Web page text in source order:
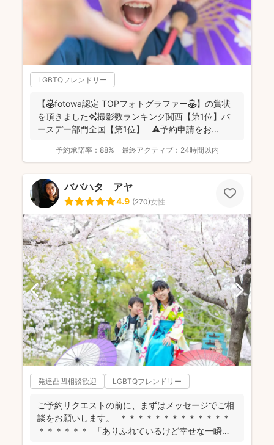
LGBTQフレンドリー
【🌷fotowa認定 TOPフォトグラファー🌷】の賞状
を頂きました✨撮影数ランキング関西【第1位】バ
ースデー部門全国【第1位】 ⚠️予約申請をお...
予約承諾率： 88% 最終アクティブ： 24時間以内
ババハタ アヤ
4.9 (270)女性
発達凸凹相談歓迎 LGBTQフレンドリー
ご予約リクエストの前に、まずはメッセージでご相
談をお願いします。 ＊＊＊＊＊＊＊＊＊＊＊＊＊
＊＊＊＊＊＊ 「ありふれているけど幸せな一瞬」